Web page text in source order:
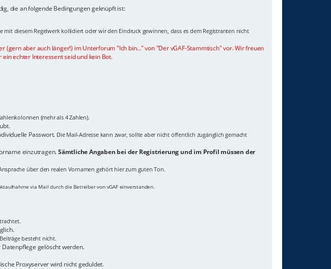
die an folgende Bedingungen geknüpft ist:
diesem Regelwerk kollidiert oder wir den Eindruck gewinnen, dass es dem Registranten nicht
(gern aber auch länger!) im Unterforum "Ich bin..." von "Der vGAF-Stammtisch" vor. Wir freuen
echter Interessent seid und kein Bot.
(mehr als 4 Zahlen).
Passwort. Die Mail-Adresse kann zwar, sollte aber nicht öffentlich zugänglich gemacht
einzutragen.Sämtliche Angaben bei der Registrierung und im Profil müssen der
über den realen Vornamen gehört hier zum guten Ton.
via Mail durch die Betreiber von vGAF einverstanden.
besteht nicht.
gelöscht werden.
Proxyserver wird nicht geduldet.